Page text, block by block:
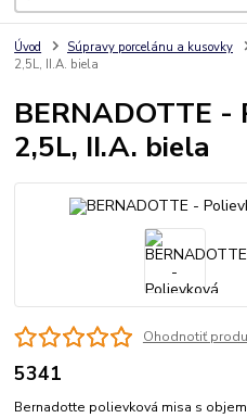
Úvod Súpravy porcelánu a kusovky
2,5L, II.A. biela
BERNADOTTE -
2,5L, II.A. biela
Ohodnotiť
5341
Bernadotte polievková misa s